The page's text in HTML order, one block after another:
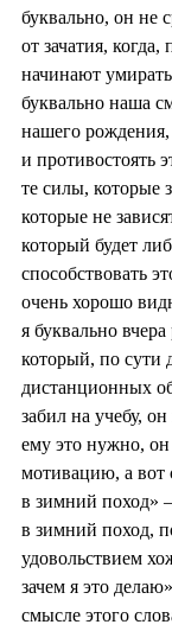
буквально, он не
от зачатия,
начинают
буквально наша
нашего рождения,
и противостоять
те силы, которые
которые не
который будет
способствовать
очень хорошо
я буквально
который, по сути
дистанционных
забил на учебу,
ему это нужно,
мотивацию, а вот
в зимний поход»
в зимний поход,
удовольствием
зачем я это
смысле этого